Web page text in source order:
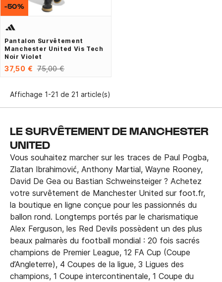
Pantalon Survêtement
Manchester United Vis Tech
Noir Violet
37,50 € 75,00 €
-50%
Affichage 1-21 de 21 article(s)
LE SURVÊTEMENT DE MANCHESTER
UNITED
Vous souhaitez marcher sur les traces de Paul Pogba,
Zlatan Ibrahimović, Anthony Martial, Wayne Rooney,
David De Gea ou Bastian Schweinsteiger ? Achetez
votre survêtement de Manchester United sur foot.fr,
la boutique en ligne conçue pour les passionnés du
ballon rond. Longtemps portés par le charismatique
Alex Ferguson, les Red Devils possèdent un des plus
beaux palmarès du football mondial : 20 fois sacrés
champions de Premier League, 12 FA Cup (Coupe
d’Angleterre), 4 Coupes de la ligue, 3 Ligues des
champions, 1 Coupe intercontinentale, 1 Coupe du